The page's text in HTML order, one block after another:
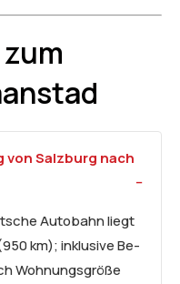
von Salzburg nach
Autobahn liegt
km); inklusive Be-
Wohnungsgröße